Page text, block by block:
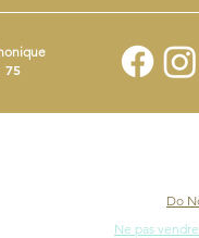
75
Do
Ne pas